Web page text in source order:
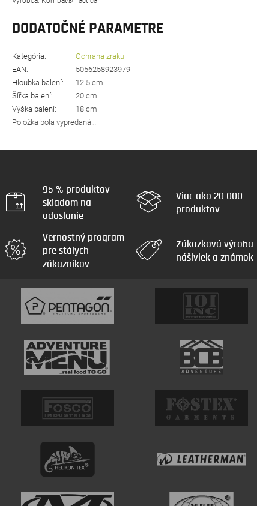
DODATOČNÉ PARAMETRE
Kategória:
Ochrana zraku
EAN:
5056258923979
Hloubka balení:
12.5 cm
Šířka balení:
20 cm
Výška balení:
18 cm
Položka bola vypredaná…
95 % produktov
skladom na
odoslanie
Viac ako 20 000
produktov
Vernostný program
pre stálych
zákazníkov
Zákazková výroba
nášiviek a známok